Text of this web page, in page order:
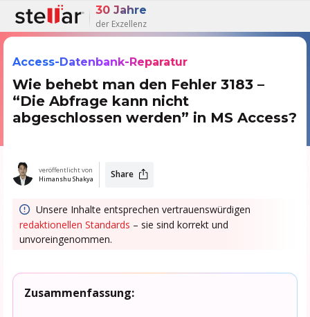
30 Jahre
der Exzellenz
Access-Datenbank-Reparatur
Wie behebt man den Fehler 3183 –
“Die Abfrage kann nicht
abgeschlossen werden” in MS Access?
veröffentlicht von
Himanshu Shakya Share
Unsere Inhalte entsprechen vertrauenswürdigen
redaktionellen Standards – sie sind korrekt und
unvoreingenommen.
Zusammenfassung: